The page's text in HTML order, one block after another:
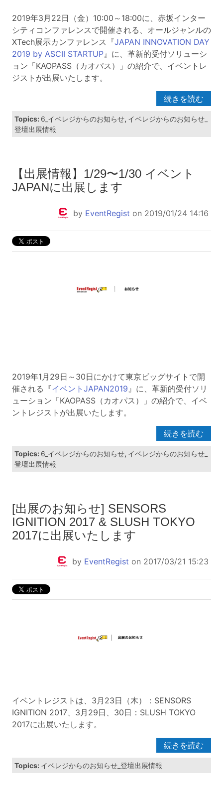
2019年3月22日（金）10:00～18:00に、赤坂インター
シティコンファレンスで開催される、オールジャンルの
XTech展示カンファレンス『JAPAN INNOVATION DAY
2019 by ASCII STARTUP』に、革新的受付ソリューシ
ョン「KAOPASS（カオパス）」の紹介で、イベントレ
ジストが出展いたします。
続きを読む
Topics: 6_イベレジからのお知らせ, イベレジからのお知らせ_
登壇出展情報
【出展情報】1/29〜1/30 イベント
JAPANに出展します
by EventRegist on 2019/01/24 14:16
2019年1月29日～30日にかけて東京ビッグサイトで開
催される『イベントJAPAN2019 』に、革新的受付ソリ
ューション「KAOPASS（カオパス）」の紹介で、イベ
ントレジストが出展いたします。
続きを読む
Topics: 6_イベレジからのお知らせ, イベレジからのお知らせ_
登壇出展情報
[出展のお知らせ] SENSORS
IGNITION 2017 & SLUSH TOKYO
2017に出展いたします
by EventRegist on 2017/03/21 15:23
イベントレジストは、3月23日（木）：SENSORS
IGNITION 2017、3月29日、30日：SLUSH TOKYO
2017に出展いたします。
続きを読む
Topics: イベレジからのお知らせ_登壇出展情報